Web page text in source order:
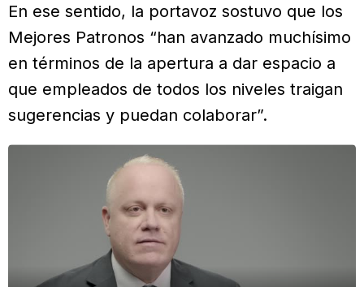
En ese sentido, la portavoz sostuvo que los
Mejores Patronos “han avanzado muchísimo
en términos de la apertura a dar espacio a
que empleados de todos los niveles traigan
sugerencias y puedan colaborar”.